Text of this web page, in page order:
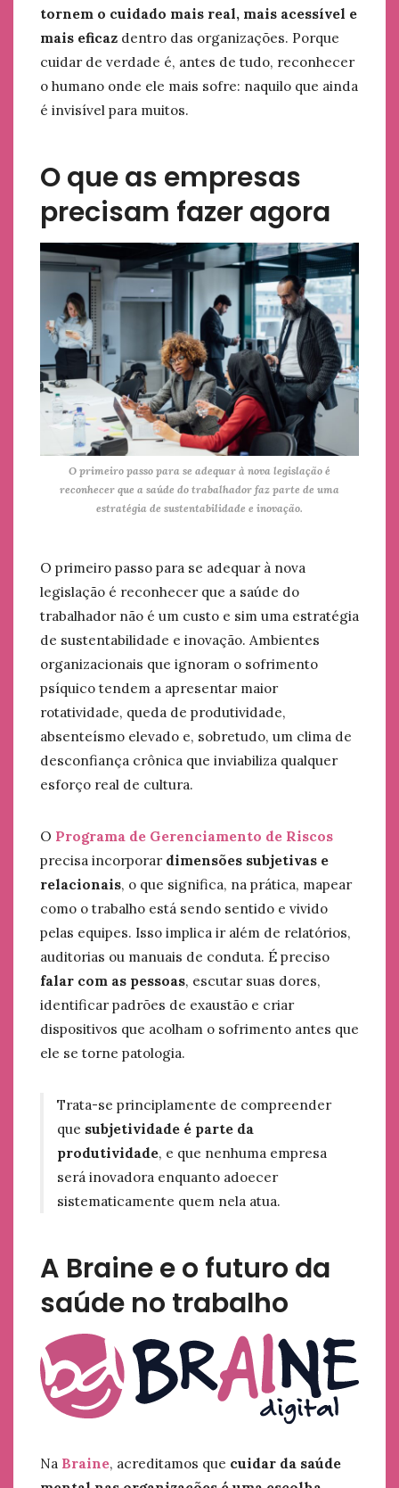
tornem o cuidado mais real, mais acessível e
mais eficaz dentro das organizações. Porque
cuidar de verdade é, antes de tudo, reconhecer
o humano onde ele mais sofre: naquilo que ainda
é invisível para muitos.
O que as empresas
precisam fazer agora
O primeiro passo para se adequar à nova legislação é
reconhecer que a saúde do trabalhador faz parte de uma
estratégia de sustentabilidade e inovação.
O primeiro passo para se adequar à nova
legislação é reconhecer que a saúde do
trabalhador não é um custo e sim uma estratégia
de sustentabilidade e inovação. Ambientes
organizacionais que ignoram o sofrimento
psíquico tendem a apresentar maior
rotatividade, queda de produtividade,
absenteísmo elevado e, sobretudo, um clima de
desconfiança crônica que inviabiliza qualquer
esforço real de cultura.
O Programa de Gerenciamento de Riscos
precisa incorporar dimensões subjetivas e
relacionais, o que significa, na prática, mapear
como o trabalho está sendo sentido e vivido
pelas equipes. Isso implica ir além de relatórios,
auditorias ou manuais de conduta. É preciso
falar com as pessoas, escutar suas dores,
identificar padrões de exaustão e criar
dispositivos que acolham o sofrimento antes que
ele se torne patologia.
Trata-se principlamente de compreender
que subjetividade é parte da
produtividade, e que nenhuma empresa
será inovadora enquanto adoecer
sistematicamente quem nela atua.
A Braine e o futuro da
saúde no trabalho
Na Braine, acreditamos que cuidar da saúde